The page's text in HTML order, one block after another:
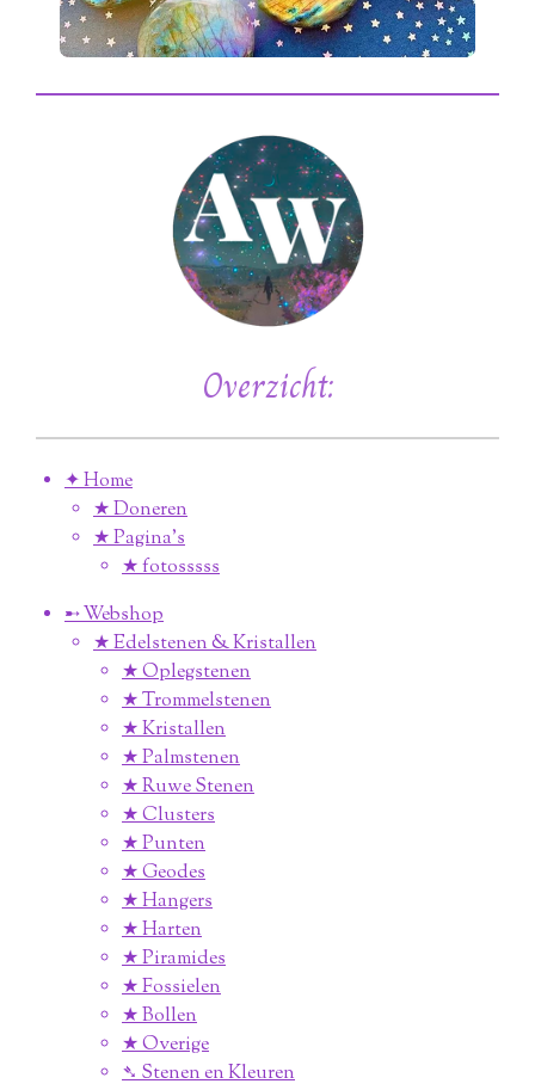
Overzicht:
✦ Home
★ Doneren
★ Pagina’s
★ fotosssss
➸ Webshop
★ Edelstenen & Kristallen
★ Oplegstenen
★ Trommelstenen
★ Kristallen
★ Palmstenen
★ Ruwe Stenen
★ Clusters
★ Punten
★ Geodes
★ Hangers
★ Harten
★ Piramides
★ Fossielen
★ Bollen
★ Overige
➴ Stenen en Kleuren